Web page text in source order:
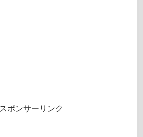
スポンサーリンク